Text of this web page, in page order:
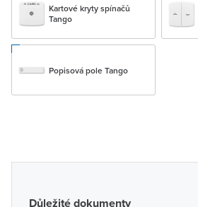
Kartové kryty spínačů
Tango
Popisová pole Tango
Důležité dokumenty